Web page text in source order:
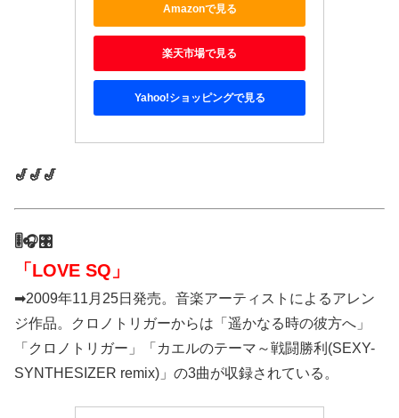
Amazonで見る
楽天市場で見る
Yahoo!ショッピングで見る
🎷🎷🎷
🎚️🎧🎛️
「LOVE SQ」
➡2009年11月25日発売。音楽アーティストによるアレン
ジ作品。クロノトリガーからは「遥かなる時の彼方へ」
「クロノトリガー」「カエルのテーマ～戦闘勝利(SEXY-
SYNTHESIZER remix)」の3曲が収録されている。